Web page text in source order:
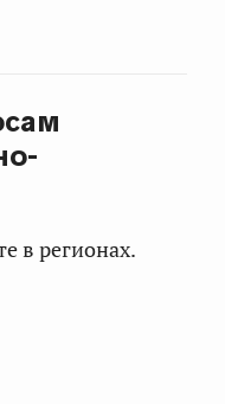
в регионах.